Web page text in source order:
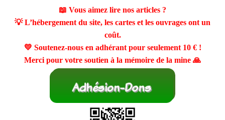
📖 Vous aimez lire nos articles ?
💡 L’hébergement du site, les cartes et les ouvrages ont un
coût.
💛 Soutenez-nous en adhérant pour seulement 10 €!
Merci pour votre soutien à la mémoire de la mine 🙏